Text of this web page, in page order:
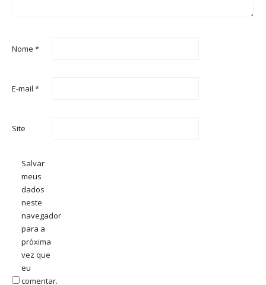
Nome *
E-mail *
Site
Salvar
meus
dados
neste
navegador
para a
próxima
vez que
eu
comentar.